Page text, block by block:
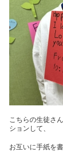
こちらの生徒さ
ションして、
お互いに手紙を